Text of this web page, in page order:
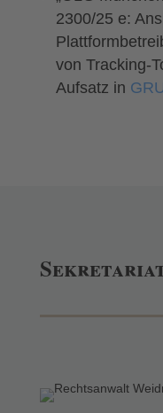
2300/25 e:
von Tracking-
Aufsatz in